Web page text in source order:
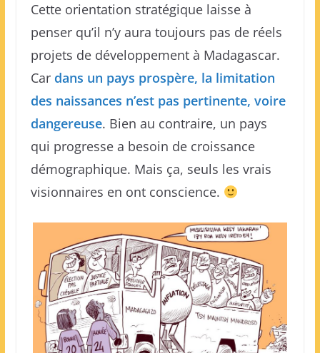
Cette orientation stratégique laisse à
penser qu’il n’y aura toujours pas de réels
projets de développement à Madagascar.
Car dans un pays prospère, la limitation
des naissances n’est pas pertinente, voire
dangereuse. Bien au contraire, un pays
qui progresse a besoin de croissance
démographique. Mais ça, seuls les vrais
visionnaires en ont conscience.